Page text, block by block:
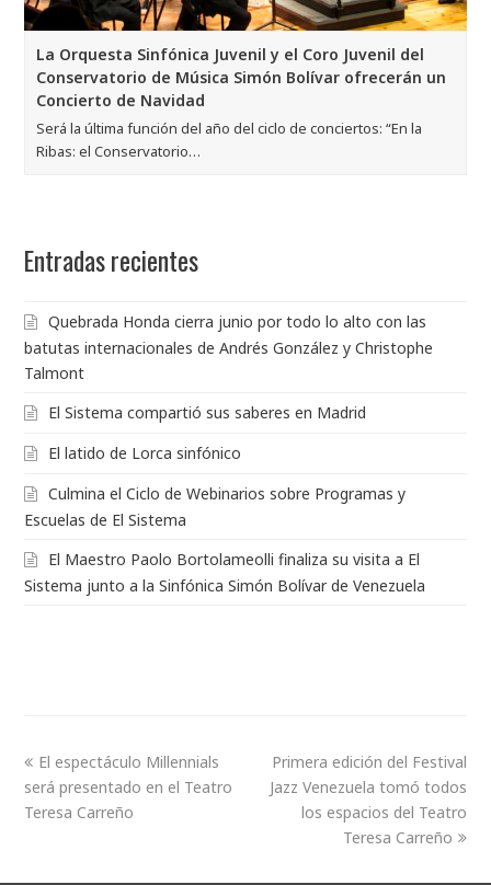
La Orquesta Sinfónica Juvenil y el Coro Juvenil del
Conservatorio de Música Simón Bolívar ofrecerán un
Concierto de Navidad
Será la última función del año del ciclo de conciertos: “En la
Ribas: el Conservatorio…
Entradas recientes
Quebrada Honda cierra junio por todo lo alto con las
batutas internacionales de Andrés González y Christophe
Talmont
El Sistema compartió sus saberes en Madrid
El latido de Lorca sinfónico
Culmina el Ciclo de Webinarios sobre Programas y
Escuelas de El Sistema
El Maestro Paolo Bortolameolli finaliza su visita a El
Sistema junto a la Sinfónica Simón Bolívar de Venezuela
El espectáculo Millennials
será presentado en el Teatro
Teresa Carreño
Primera edición del Festival
Jazz Venezuela tomó todos
los espacios del Teatro
Teresa Carreño